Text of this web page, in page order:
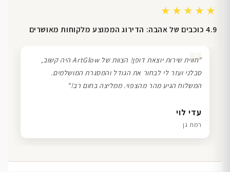
★★★★★
4.9 כוכבים של אהבה: הדירוג הממוצע מלקוחות מאושרים
שרון כהן
תל אביב
❞
"חווית שירות יוצאת דופן! הצוות של ArtGlow היה קשוב,
סבלני ועזר לי לבחור את הגודל והמסגרת המושלמים.
המשלוח הגיע מהר מהצפוי. ממליצה בחום רב!"
עדי לוי
רמת גן
דנה גל
חיפה
ליאת ויוסי מ.
הוד השרון